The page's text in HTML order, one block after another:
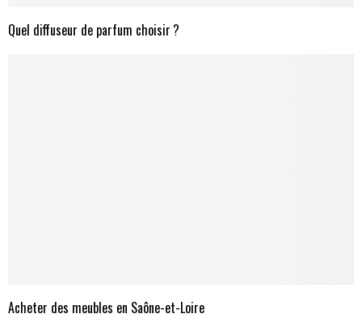
Quel diffuseur de parfum choisir ?
Acheter des meubles en Saône-et-Loire